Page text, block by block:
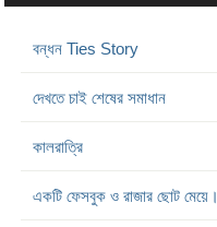
বন্ধন Ties Story
দেখতে চাই শেষের সমাধান
কালরাত্রি
একটি ফেসবুক ও রাজার ছোট মেয়ে।